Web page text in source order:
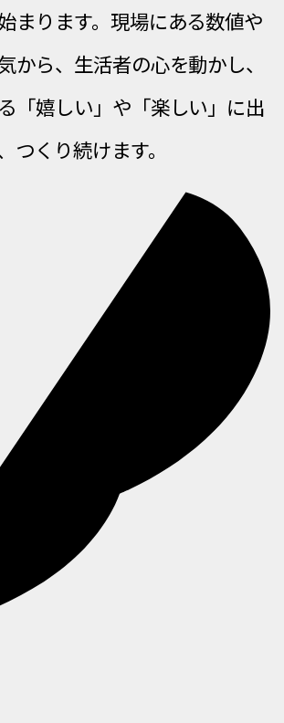
まります。現場にある数値や
から、生活者の心を動かし、
「嬉しい」や「楽しい」に出
つくり続けます。